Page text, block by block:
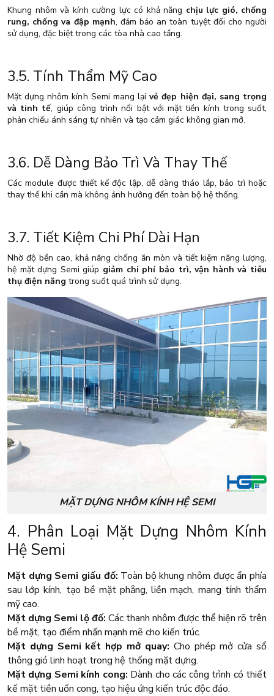
Khung nhôm và kính cường lực có khả năng chịu lực gió, chống
rung, chống va đập mạnh, đảm bảo an toàn tuyệt đối cho người
sử dụng, đặc biệt trong các tòa nhà cao tầng.
3.5. Tính Thẩm Mỹ Cao
Mặt dựng nhôm kính Semi mang lạivẻ đẹp hiện đại, sang trọng
và tinh tế, giúp công trình nổi bật với mặt tiền kính trong suốt,
phản chiếu ánh sáng tự nhiên và tạo cảm giác không gian mở.
3.6. Dễ Dàng Bảo Trì Và Thay Thế
Các module được thiết kế độc lập, dễ dàng tháo lắp, bảo trì hoặc
thay thế khi cần mà không ảnh hưởng đến toàn bộ hệ thống.
3.7. Tiết Kiệm Chi Phí Dài Hạn
Nhờ độ bền cao, khả năng chống ăn mòn và tiết kiệm năng lượng,
hệ mặt dựng Semi giúp giảm chi phí bảo trì, vận hành và tiêu
thụ điện năng trong suốt quá trình sử dụng.
MẶT DỰNG NHÔM KÍNH HỆ SEMI
4. Phân Loại Mặt Dựng Nhôm Kính
Hệ Semi
Mặt dựng Semi giấu đố: Toàn bộ khung nhôm được ẩn phía
sau lớp kính, tạo bề mặt phẳng, liền mạch, mang tính thẩm
mỹ cao.
Mặt dựng Semi lộ đố: Các thanh nhôm được thể hiện rõ trên
bề mặt, tạo điểm nhấn mạnh mẽ cho kiến trúc.
Mặt dựng Semi kết hợp mở quay: Cho phép mở cửa sổ
thông gió linh hoạt trong hệ thống mặt dựng.
Mặt dựng Semi kính cong: Dành cho các công trình có thiết
kế mặt tiền uốn cong, tạo hiệu ứng kiến trúc độc đáo.